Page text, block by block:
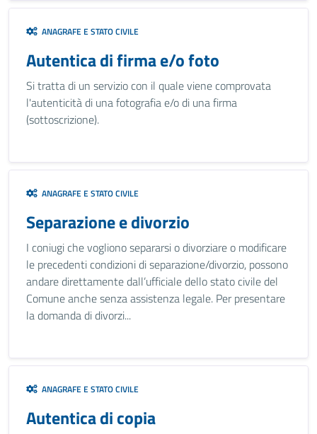
ANAGRAFE E STATO CIVILE
Autentica di firma e/o foto
Si tratta di un servizio con il quale viene comprovata
l'autenticità di una fotografia e/o di una firma
(sottoscrizione).
ANAGRAFE E STATO CIVILE
Separazione e divorzio
I coniugi che vogliono separarsi o divorziare o modificare
le precedenti condizioni di separazione/divorzio, possono
andare direttamente dall’ufficiale dello stato civile del
Comune anche senza assistenza legale. Per presentare
la domanda di divorzi...
ANAGRAFE E STATO CIVILE
Autentica di copia